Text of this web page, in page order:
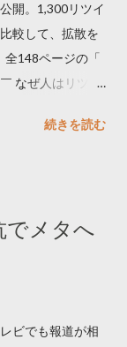
開。1,300リツイ
較して、拡散を
148ページの「
なぜ人はリツイ
ー 人は16の熱量
insights/kakusan
続きを読む
でメタへ
ビでも報道が相